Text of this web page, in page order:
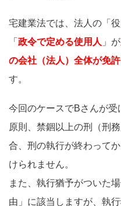
宅建業法では、法人の「
「 政令で定める使用人 」が
の会社（法人）全体が免
す。
今回のケースでBさんが受
原則、禁錮以上の刑（刑
合、刑の執行が終わって
けられません。
また、執行猶予がついた
由」に該当しますが、執